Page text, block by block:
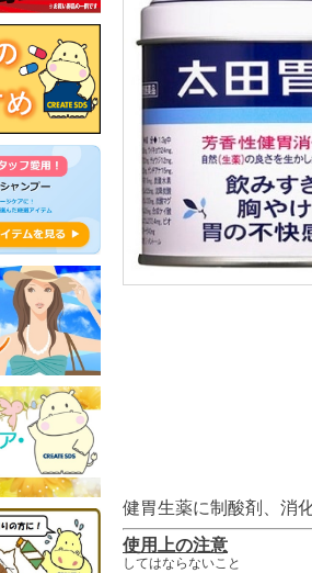
健胃生薬に制酸剤、消
使用上の注意
してはならないこと